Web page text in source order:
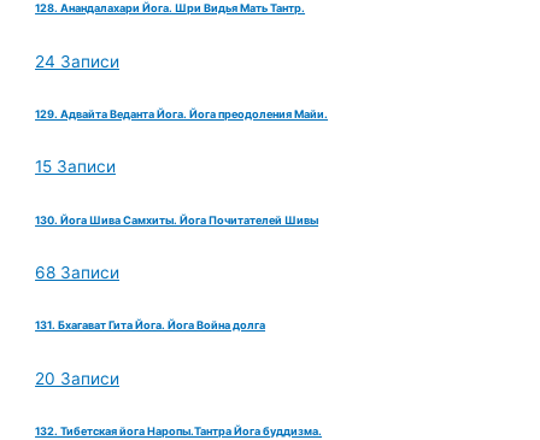
128. Анандалахари Йога. Шри Видья Мать Тантр.
24 Записи
129. Адвайта Веданта Йога. Йога преодоления Майи.
15 Записи
130. Йога Шива Самхиты. Йога Почитателей Шивы
68 Записи
131. Бхагават Гита Йога. Йога Война долга
20 Записи
132. Тибетская йога Наропы.Тантра Йога буддизма.